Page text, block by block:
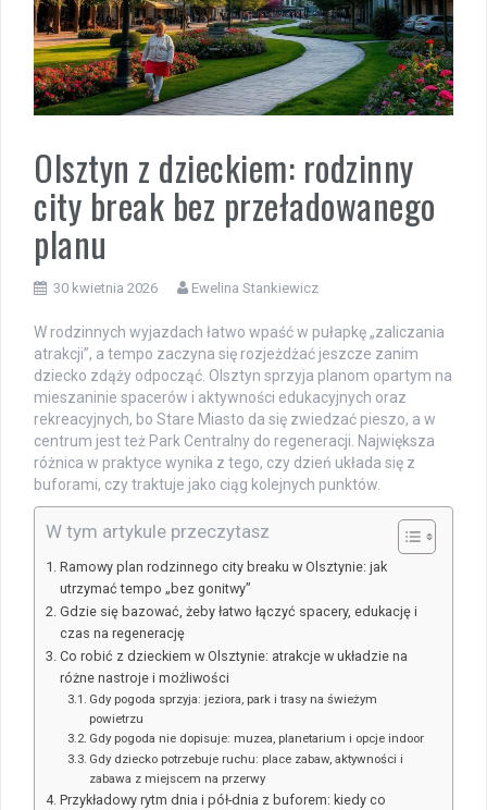
Olsztyn z dzieckiem: rodzinny
city break bez przeładowanego
planu
30 kwietnia 2026 Ewelina Stankiewicz
W rodzinnych wyjazdach łatwo wpaść w pułapkę „zaliczania
atrakcji”, a tempo zaczyna się rozjeżdżać jeszcze zanim
dziecko zdąży odpocząć. Olsztyn sprzyja planom opartym na
mieszaninie spacerów i aktywności edukacyjnych oraz
rekreacyjnych, bo Stare Miasto da się zwiedzać pieszo, a w
centrum jest też Park Centralny do regeneracji. Największa
różnica w praktyce wynika z tego, czy dzień układa się z
buforami, czy traktuje jako ciąg kolejnych punktów.
W tym artykule przeczytasz
Ramowy plan rodzinnego city breaku w Olsztynie: jak
utrzymać tempo „bez gonitwy”
Gdzie się bazować, żeby łatwo łączyć spacery, edukację i
czas na regenerację
Co robić z dzieckiem w Olsztynie: atrakcje w układzie na
różne nastroje i możliwości
Gdy pogoda sprzyja: jeziora, park i trasy na świeżym
powietrzu
Gdy pogoda nie dopisuje: muzea, planetarium i opcje indoor
Gdy dziecko potrzebuje ruchu: place zabaw, aktywności i
zabawa z miejscem na przerwy
Przykładowy rytm dnia i pół-dnia z buforem: kiedy co